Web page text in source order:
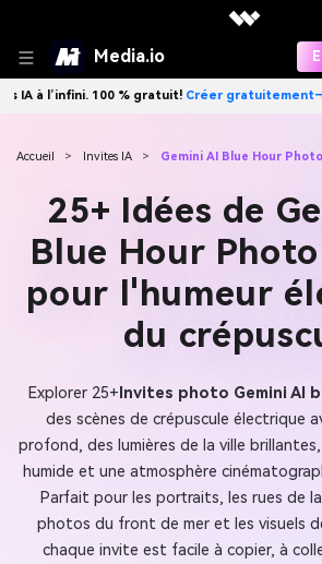
Media.io
gratuitement→ Créez des images IA à
Accueil > Invites IA > Gemini AI Blue Hour
25+ Idées de
Blue Hour
pour l'humeur
du
Explorer 25+ Invites photo Gemini AI
des scènes de crépuscule électrique
profond, des lumières de la ville
humide et une atmosphère
Parfait pour les portraits, les rues de
photos du front de mer et les visuels
chaque invite est facile à copier, à